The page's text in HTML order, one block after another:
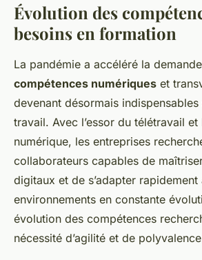
Évolution des
besoins en formation
La pandémie a accéléré la
compétences numériques et
devenant désormais
travail. Avec l’essor du télétravail
numérique, les entreprises
collaborateurs capables de
digitaux et de s’adapter rapidement
environnements en constante
évolution des compétences
nécessité d’agilité et de